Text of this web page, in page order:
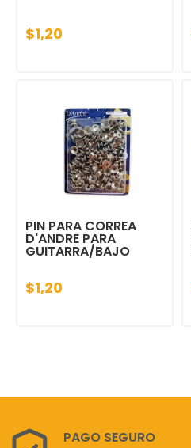
$1,20
PIN PARA CORREA
D'ANDRE PARA
GUITARRA/BAJO
$1,20
PAGO SEGURO